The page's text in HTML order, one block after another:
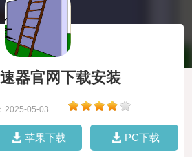
器官网下载安装
2025-05-03
苹果下载 PC下载